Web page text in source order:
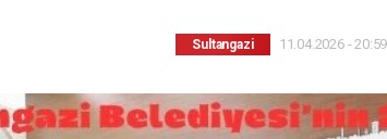
Sultangazi 11.04.2026 -